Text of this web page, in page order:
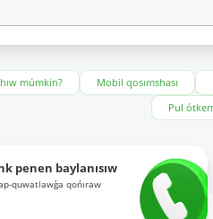
múmkin? Mobil qosımshası
Pul
penen baylanısıw
quwatlawǵa qońıraw